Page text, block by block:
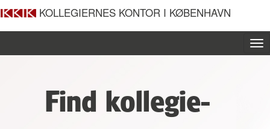
KOLLEGIERNES KONTOR I KØBENHAVN
Find kollegie-